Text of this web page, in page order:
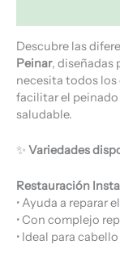
Descubre las
Peinar, diseñadas
necesita todos los
facilitar el
saludable.
✨Variedades
Restauración
• Ayuda a reparar
• Con complejo
• Ideal para